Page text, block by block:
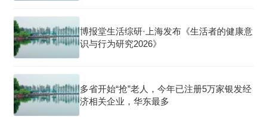
博报堂生活综研·上海发布《生活者的健康意
识与行为研究2026》
多省开始“抢”老人，今年已注册5万家银发经
济相关企业，华东最多